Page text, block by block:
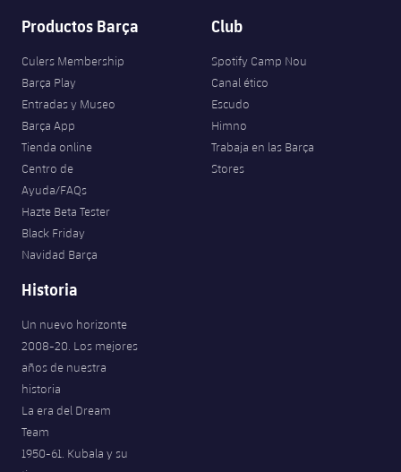
Productos Barça
Culers Membership
Barça Play
Entradas y Museo
Barça App
Tienda online
Centro de
Ayuda/FAQs
Hazte Beta Tester
Black Friday
Navidad Barça
Club
Spotify Camp Nou
Canal ético
Escudo
Himno
Trabaja en las Barça
Stores
Historia
Un nuevo horizonte
2008-20. Los mejores
años de nuestra
historia
La era del Dream
Team
1950-61. Kubala y su